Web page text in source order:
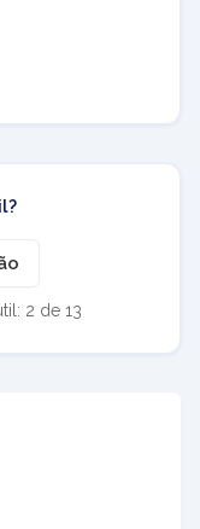
2 de 13